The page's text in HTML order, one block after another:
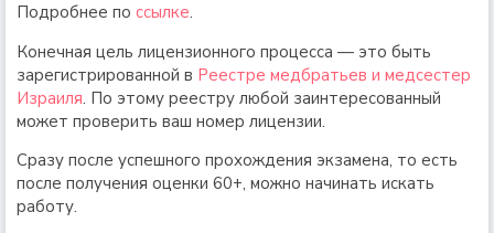
Подробнее по ссылке.
Конечная цель лицензионного процесса — это быть
зарегистрированной в Реестре медбратьев и медсестер
Израиля. По этому реестру любой заинтересованный
может проверить ваш номер лицензии.
Сразу после успешного прохождения экзамена, то есть
после получения оценки 60+, можно начинать искать
работу.